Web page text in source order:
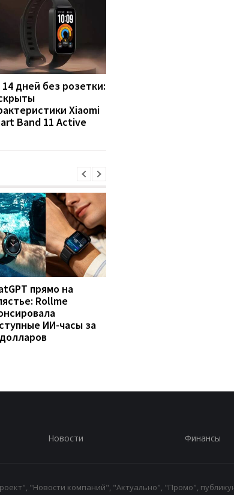
дней без розетки:
Xiaomi
Band 11 Active
прямо на
Rollme
ИИ-часы за
Новости Финансы
"Новости компаний", "Актуально", "Промо",